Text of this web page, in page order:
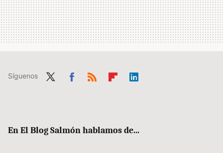
Síguenos
En El Blog Salmón hablamos de...